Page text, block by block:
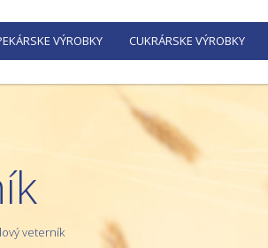
VÝROBKY CUKRÁRSKE VÝROBKY
veterník